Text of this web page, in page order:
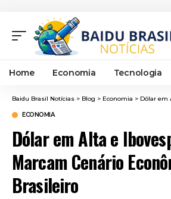
Home Economia Tecnologia
Baidu Brasil Notícias > Blog > Economia > Dólar em Alta e
ECONOMIA
Dólar em Alta e
Marcam Cenário
Brasileiro